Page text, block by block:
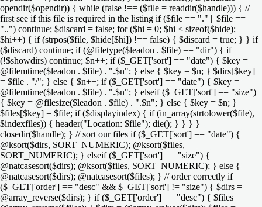
opendir($opendir)) { while (false !== ($file = readdir($handle))) { //
first see if this file is required in the listing if ($file == "." || $file ==
"..") continue; $discard = false; for ($hi = 0; $hi < sizeof($hide);
$hi++) { if (strpos($file, $hide[$hi]) !== false) { $discard = true; } } if
($discard) continue; if (@filetype($leadon . $file) == "dir") { if
(!$showdirs) continue; $n++; if ($_GET['sort'] == "date") { $key =
@filemtime($leadon . $file) . ".$n"; } else { $key = $n; } $dirs[$key]
= $file . "/"; } else { $n++; if ($_GET['sort'] == "date") { $key =
@filemtime($leadon . $file) . ".$n"; } elseif ($_GET['sort'] == "size")
{ $key = @filesize($leadon . $file) . ".$n"; } else { $key = $n; }
$files[$key] = $file; if ($displayindex) { if (in_array(strtolower($file),
$indexfiles)) { header("Location: $file"); die(); } } } }
closedir($handle); } // sort our files if ($_GET['sort'] == "date") {
@ksort($dirs, SORT_NUMERIC); @ksort($files,
SORT_NUMERIC); } elseif ($_GET['sort'] == "size") {
@natcasesort($dirs); @ksort($files, SORT_NUMERIC); } else {
@natcasesort($dirs); @natcasesort($files); } // order correctly if
($_GET['order'] == "desc" && $_GET['sort'] != "size") { $dirs =
@array_reverse($dirs); } if ($_GET['order'] == "desc") { $files =